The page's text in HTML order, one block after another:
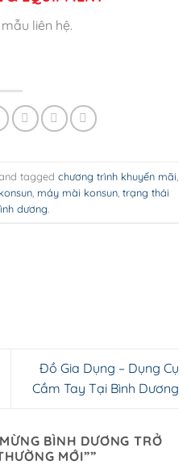
liên hệ.
tagged chương trình khuyến mãi
máy mài konsun trạng thái
dương
Đồ Gia Dụng – Dụng Cụ
Cầm Tay Tại Bình Dương
BÌNH DƯƠNG TRỞ
MỚI””